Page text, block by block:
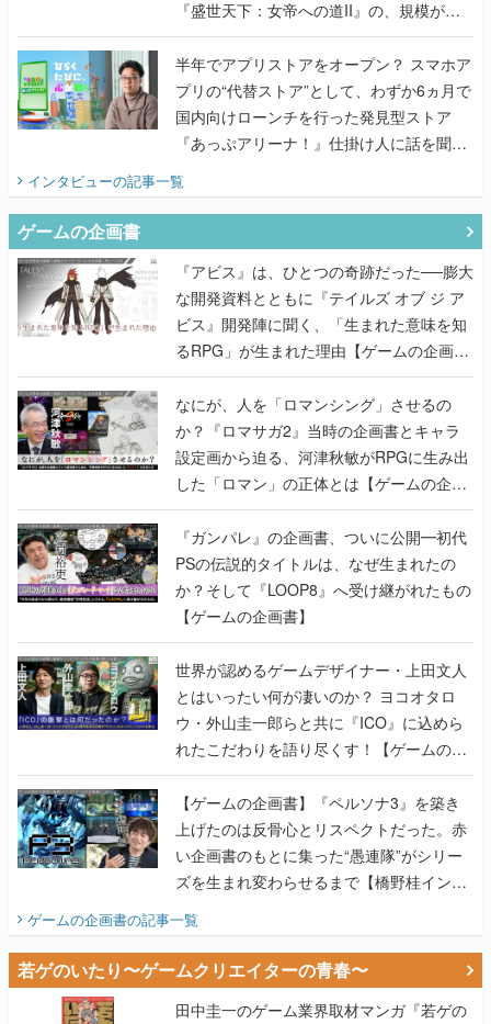
『盛世天下：女帝への道II』の、規模が違
うこだわりをプロデューサーに聞いた
半年でアプリストアをオープン？ スマホア
プリの“代替ストア”として、わずか6ヵ月で
国内向けローンチを行った発見型ストア
『あっぷアリーナ！』仕掛け人に話を聞い
てみた
インタビューの記事一覧
ゲームの企画書
『アビス』は、ひとつの奇跡だった──膨大
な開発資料とともに『テイルズ オブ ジ ア
ビス』開発陣に聞く、「生まれた意味を知
るRPG」が生まれた理由【ゲームの企画
書】
なにが、人を「ロマンシング」させるの
か？『ロマサガ2』当時の企画書とキャラ
設定画から迫る、河津秋敏がRPGに生み出
した「ロマン」の正体とは【ゲームの企画
書】
『ガンパレ』の企画書、ついに公開━初代
PSの伝説的タイトルは、なぜ生まれたの
か？そして『LOOP8』へ受け継がれたもの
【ゲームの企画書】
世界が認めるゲームデザイナー・上田文人
とはいったい何が凄いのか？ ヨコオタロ
ウ・外山圭一郎らと共に『ICO』に込めら
れたこだわりを語り尽くす！【ゲームの企
画書】
【ゲームの企画書】『ペルソナ3』を築き
上げたのは反骨心とリスペクトだった。赤
い企画書のもとに集った“愚連隊”がシリー
ズを生まれ変わらせるまで【橋野桂インタ
ビュー】
ゲームの企画書の記事一覧
若ゲのいたり〜ゲームクリエイターの青春〜
田中圭一のゲーム業界取材マンガ『若ゲの